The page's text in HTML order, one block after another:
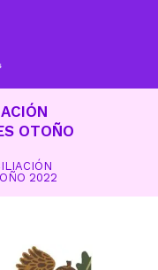
OTOÑO
2022